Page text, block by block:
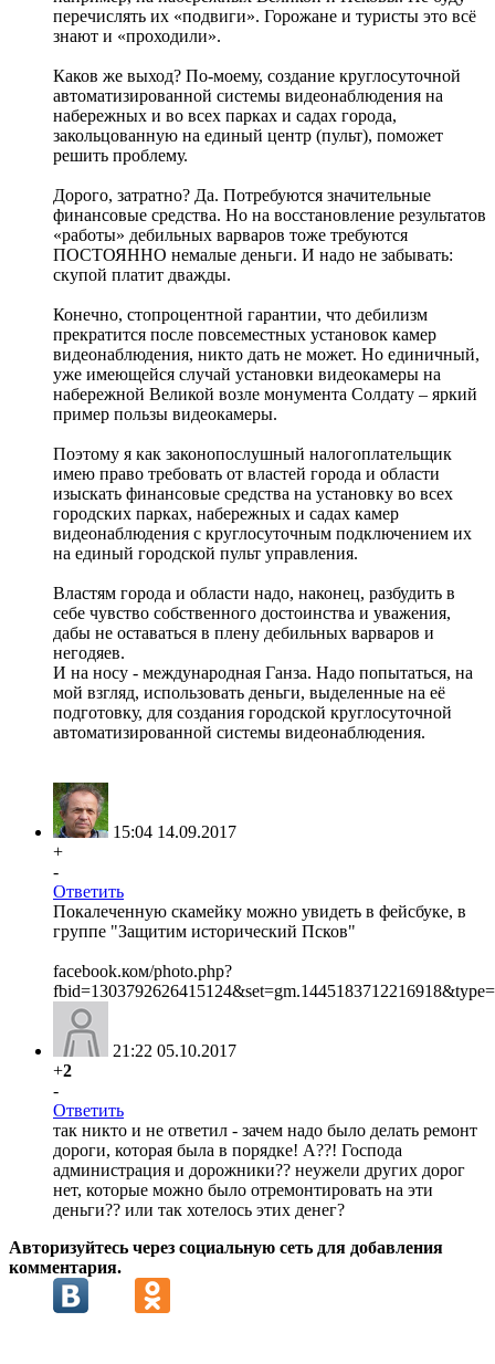
перечислять их «подвиги». Горожане и туристы это всё
знают и «проходили».
Каков же выход? По-моему, создание круглосуточной
автоматизированной системы видеонаблюдения на
набережных и во всех парках и садах города,
закольцованную на единый центр (пульт), поможет
решить проблему.
Дорого, затратно? Да. Потребуются значительные
финансовые средства. Но на восстановление результатов
«работы» дебильных варваров тоже требуются
ПОСТОЯННО немалые деньги. И надо не забывать:
скупой платит дважды.
Конечно, стопроцентной гарантии, что дебилизм
прекратится после повсеместных установок камер
видеонаблюдения, никто дать не может. Но единичный,
уже имеющейся случай установки видеокамеры на
набережной Великой возле монумента Солдату – яркий
пример пользы видеокамеры.
Поэтому я как законопослушный налогоплательщик
имею право требовать от властей города и области
изыскать финансовые средства на установку во всех
городских парках, набережных и садах камер
видеонаблюдения с круглосуточным подключением их
на единый городской пульт управления.
Властям города и области надо, наконец, разбудить в
себе чувство собственного достоинства и уважения,
дабы не оставаться в плену дебильных варваров и
негодяев.
И на носу - международная Ганза. Надо попытаться, на
мой взгляд, использовать деньги, выделенные на её
подготовку, для создания городской круглосуточной
автоматизированной системы видеонаблюдения.
15:04 14.09.2017
+
-
Ответить
Покалеченную скамейку можно увидеть в фейсбуке, в
группе "Защитим исторический Псков"
facebook.ком/photo.php?
21:22 05.10.2017
+2
-
Ответить
так никто и не ответил - зачем надо было делать ремонт
дороги, которая была в порядке! А??! Господа
администрация и дорожники?? неужели других дорог
нет, которые можно было отремонтировать на эти
деньги?? или так хотелось этих денег?
Авторизуйтесь через социальную сеть для добавления
комментария.